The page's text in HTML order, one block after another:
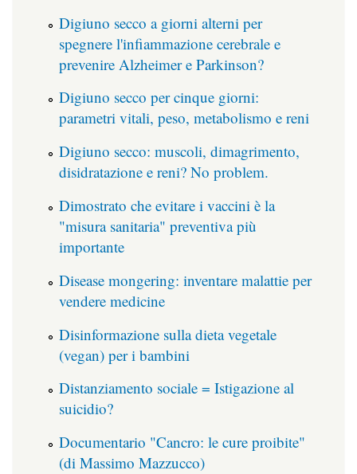
Digiuno secco a giorni alterni per
spegnere l'infiammazione cerebrale e
prevenire Alzheimer e Parkinson?
Digiuno secco per cinque giorni:
parametri vitali, peso, metabolismo e reni
Digiuno secco: muscoli, dimagrimento,
disidratazione e reni? No problem.
Dimostrato che evitare i vaccini è la
"misura sanitaria" preventiva più
importante
Disease mongering: inventare malattie per
vendere medicine
Disinformazione sulla dieta vegetale
(vegan) per i bambini
Distanziamento sociale = Istigazione al
suicidio?
Documentario "Cancro: le cure proibite"
(di Massimo Mazzucco)